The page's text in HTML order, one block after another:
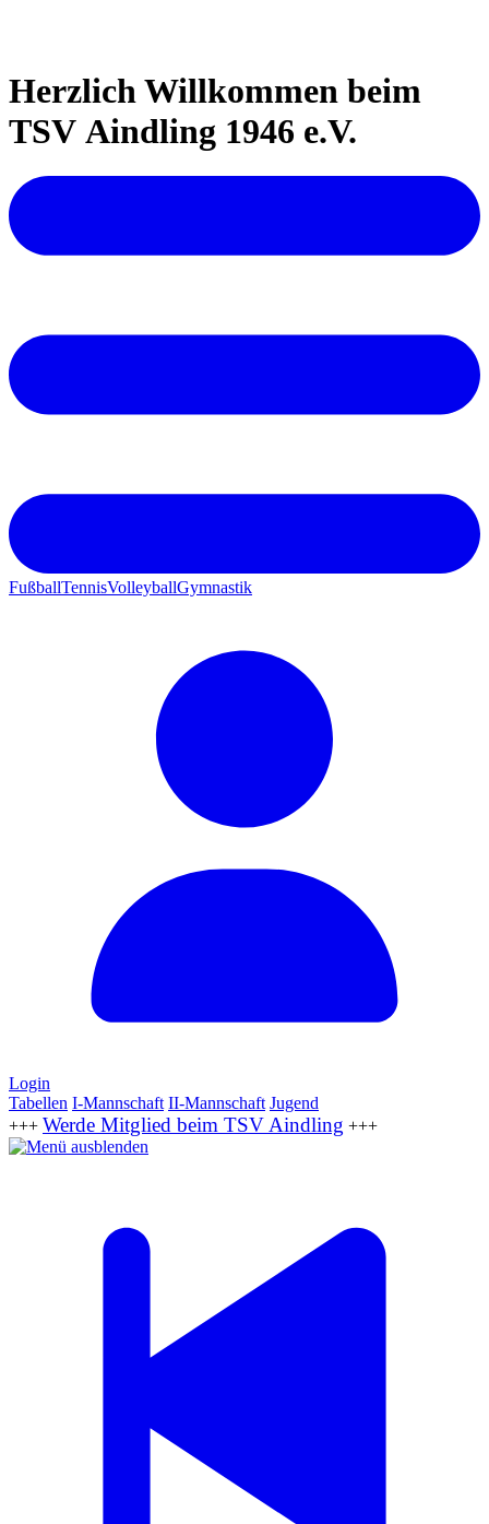
Herzlich Willkommen beim
TSV Aindling 1946 e.V.
FußballTennisVolleyballGymnastik
Login
Tabellen I-Mannschaft II-Mannschaft Jugend
+++ Werde Mitglied beim TSV Aindling +++